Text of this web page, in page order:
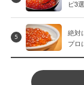
ピ3
5
絶対
プロ